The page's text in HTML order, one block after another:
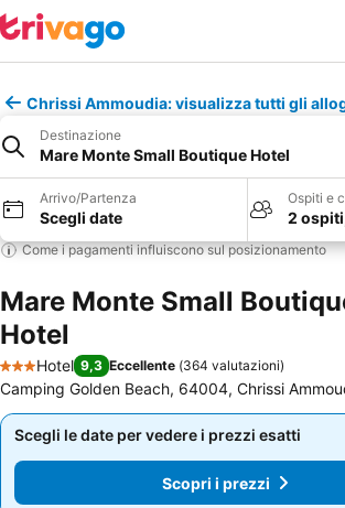
Chrissi Ammoudia: visualizza tutti gli
Destinazione
Mare Monte Small Boutique Hotel
Arrivo/Partenza
Scegli date
Ospiti e
2
Come i pagamenti influiscono sul posizionamento
Mare Monte Small
Hotel
3 Stelle
Hotel 9,3 Eccellente (364 valutazioni)
Camping Golden Beach, 64004, Chrissi
Scegli le date per vedere i prezzi esatti
Scopri i prezzi
Scegli le date per vedere i prezzi esatti
Scopri i prezzi